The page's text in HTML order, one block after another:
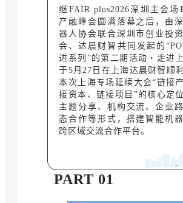
继FAIR plus2026深圳主会场
产融峰会圆满落幕之后，由
器人协会联合深圳市创业投
会、达晨财智共同发起的
进系列”的第二期活动・走进
于5月27日在上海达晨财智顺利
本次上海专场延续大会“链接
接资本、链接项目”的核心定
主题分享、机构交流、企业
态合作等形式，搭建智能机
跨区域交流合作平台。
PART 01